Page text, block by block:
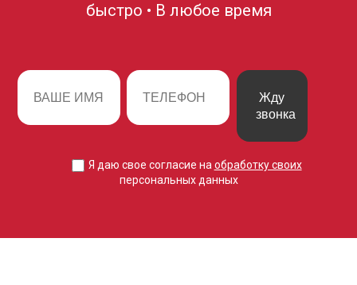
быстро • В любое время
Жду
звонка
Я даю свое согласие на обработку своих
персональных данных